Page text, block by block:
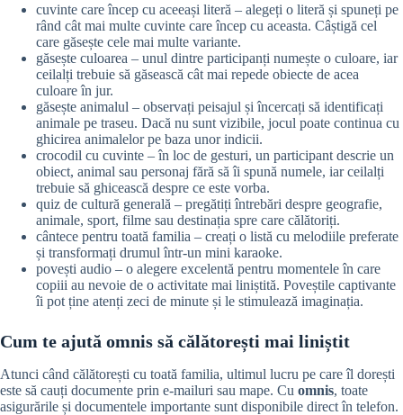
cuvinte care încep cu aceeași literă – alegeți o literă și spuneți pe
rând cât mai multe cuvinte care încep cu aceasta. Câștigă cel
care găsește cele mai multe variante.
găsește culoarea – unul dintre participanți numește o culoare, iar
ceilalți trebuie să găsească cât mai repede obiecte de acea
culoare în jur.
găsește animalul – observați peisajul și încercați să identificați
animale pe traseu. Dacă nu sunt vizibile, jocul poate continua cu
ghicirea animalelor pe baza unor indicii.
crocodil cu cuvinte – în loc de gesturi, un participant descrie un
obiect, animal sau personaj fără să îi spună numele, iar ceilalți
trebuie să ghicească despre ce este vorba.
quiz de cultură generală – pregătiți întrebări despre geografie,
animale, sport, filme sau destinația spre care călătoriți.
cântece pentru toată familia – creați o listă cu melodiile preferate
și transformați drumul într-un mini karaoke.
povești audio – o alegere excelentă pentru momentele în care
copiii au nevoie de o activitate mai liniștită. Poveștile captivante
îi pot ține atenți zeci de minute și le stimulează imaginația.
Cum te ajută omnis să călătorești mai liniștit
Atunci când călătorești cu toată familia, ultimul lucru pe care îl dorești
este să cauți documente prin e-mailuri sau mape. Cu omnis, toate
asigurările și documentele importante sunt disponibile direct în telefon.